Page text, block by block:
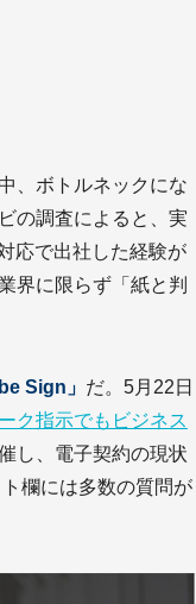
、ボトルネックにな
の調査によると、実
応で出社した経験が
界に限らず「紙と判
Sign」 だ。5月22日
ク指示でもビジネス
し、電子契約の現状
欄には多数の質問が